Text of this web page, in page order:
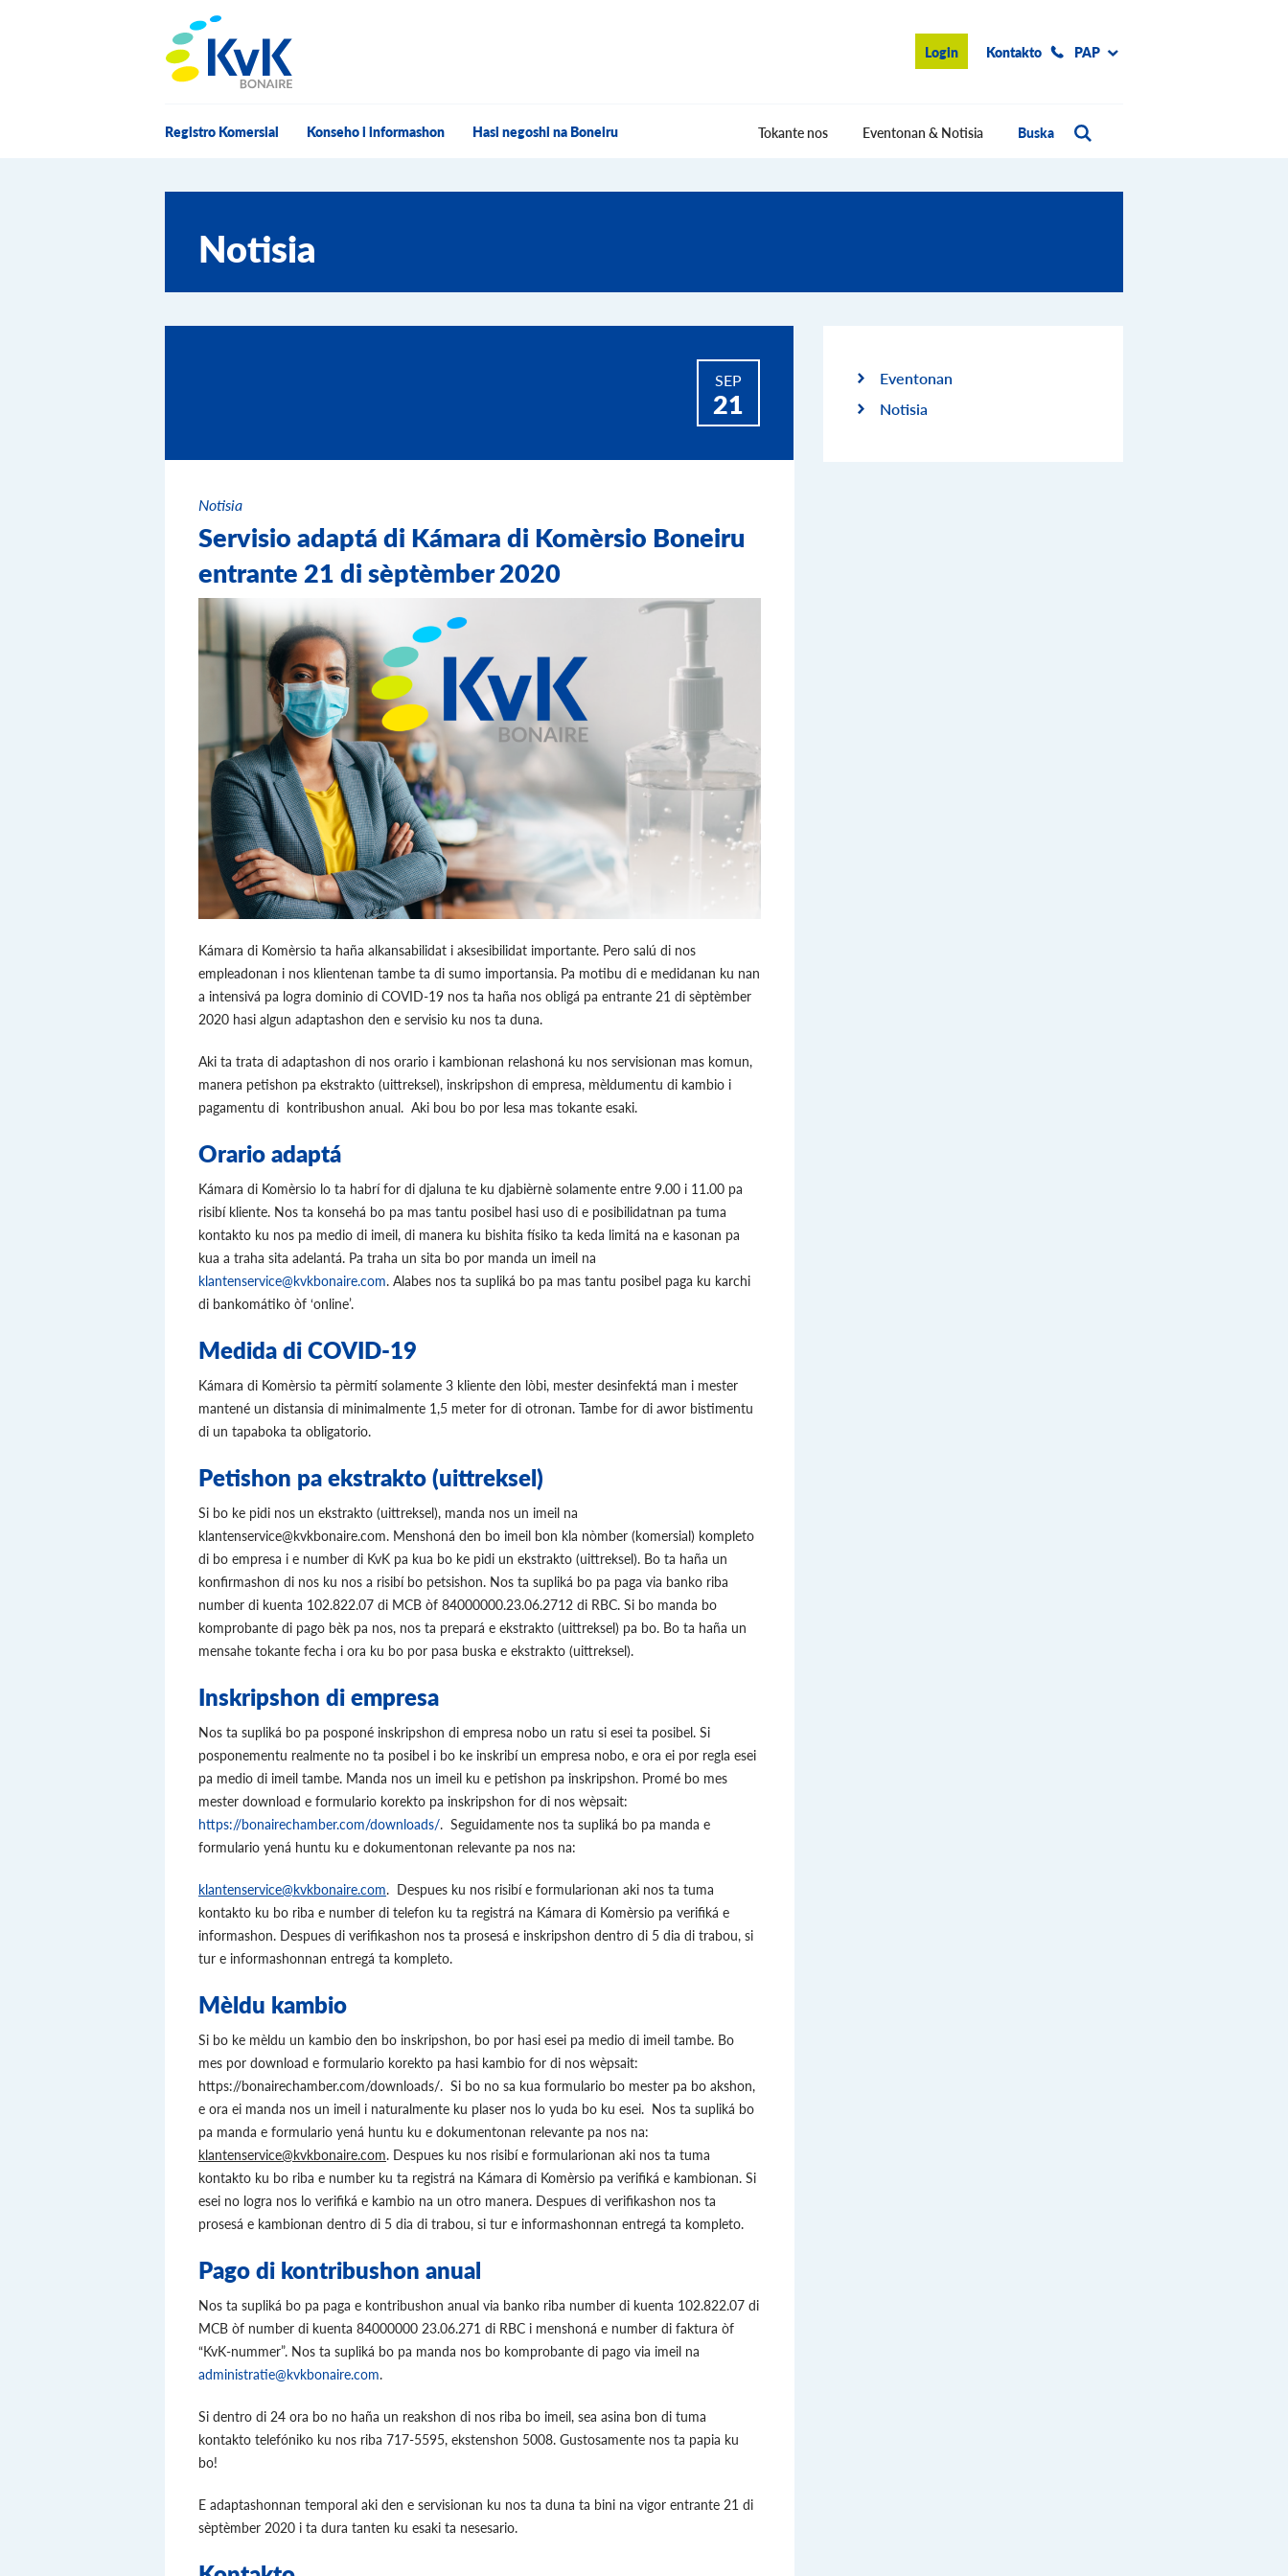
Login Kontakto PAP
Registro Komersial Konseho i informashon Hasi negoshi na Boneiru Tokante nos Eventonan & Notisia Buska
Notisia
SEP
21
Notisia
Servisio adaptá di Kámara di Komèrsio Boneiru
entrante 21 di sèptèmber 2020
Kámara di Komèrsio ta haña alkansabilidat i aksesibilidat importante. Pero salú di nos
empleadonan i nos klientenan tambe ta di sumo importansia. Pa motibu di e medidanan ku nan
a intensivá pa logra dominio di COVID-19 nos ta haña nos obligá pa entrante 21 di sèptèmber
2020 hasi algun adaptashon den e servisio ku nos ta duna.
Aki ta trata di adaptashon di nos orario i kambionan relashoná ku nos servisionan mas komun,
manera petishon pa ekstrakto (uittreksel), inskripshon di empresa, mèldumentu di kambio i
pagamentu di kontribushon anual. Aki bou bo por lesa mas tokante esaki.
Orario adaptá
Kámara di Komèrsio lo ta habrí for di djaluna te ku djabièrnè solamente entre 9.00 i 11.00 pa
risibí kliente. Nos ta konsehá bo pa mas tantu posibel hasi uso di e posibilidatnan pa tuma
kontakto ku nos pa medio di imeil, di manera ku bishita físiko ta keda limitá na e kasonan pa
kua a traha sita adelantá. Pa traha un sita bo por manda un imeil na
klantenservice@kvkbonaire.com. Alabes nos ta supliká bo pa mas tantu posibel paga ku karchi
di bankomátiko òf ‘online’.
Medida di COVID-19
Kámara di Komèrsio ta pèrmití solamente 3 kliente den lòbi, mester desinfektá man i mester
mantené un distansia di minimalmente 1,5 meter for di otronan. Tambe for di awor bistimentu
di un tapaboka ta obligatorio.
Petishon pa ekstrakto (uittreksel)
Si bo ke pidi nos un ekstrakto (uittreksel), manda nos un imeil na
klantenservice@kvkbonaire.com. Menshoná den bo imeil bon kla nòmber (komersial) kompleto
di bo empresa i e number di KvK pa kua bo ke pidi un ekstrakto (uittreksel). Bo ta haña un
konfirmashon di nos ku nos a risibí bo petsishon. Nos ta supliká bo pa paga via banko riba
number di kuenta 102.822.07 di MCB òf 84000000.23.06.2712 di RBC. Si bo manda bo
komprobante di pago bèk pa nos, nos ta prepará e ekstrakto (uittreksel) pa bo. Bo ta haña un
mensahe tokante fecha i ora ku bo por pasa buska e ekstrakto (uittreksel).
Inskripshon di empresa
Nos ta supliká bo pa posponé inskripshon di empresa nobo un ratu si esei ta posibel. Si
posponementu realmente no ta posibel i bo ke inskribí un empresa nobo, e ora ei por regla esei
pa medio di imeil tambe. Manda nos un imeil ku e petishon pa inskripshon. Promé bo mes
mester download e formulario korekto pa inskripshon for di nos wèpsait:
https://bonairechamber.com/downloads/. Seguidamente nos ta supliká bo pa manda e
formulario yená huntu ku e dokumentonan relevante pa nos na:
klantenservice@kvkbonaire.com. Despues ku nos risibí e formularionan aki nos ta tuma
kontakto ku bo riba e number di telefon ku ta registrá na Kámara di Komèrsio pa verifiká e
informashon. Despues di verifikashon nos ta prosesá e inskripshon dentro di 5 dia di trabou, si
tur e informashonnan entregá ta kompleto.
Mèldu kambio
Si bo ke mèldu un kambio den bo inskripshon, bo por hasi esei pa medio di imeil tambe. Bo
mes por download e formulario korekto pa hasi kambio for di nos wèpsait:
https://bonairechamber.com/downloads/. Si bo no sa kua formulario bo mester pa bo akshon,
e ora ei manda nos un imeil i naturalmente ku plaser nos lo yuda bo ku esei. Nos ta supliká bo
pa manda e formulario yená huntu ku e dokumentonan relevante pa nos na:
klantenservice@kvkbonaire.com. Despues ku nos risibí e formularionan aki nos ta tuma
kontakto ku bo riba e number ku ta registrá na Kámara di Komèrsio pa verifiká e kambionan. Si
esei no logra nos lo verifiká e kambio na un otro manera. Despues di verifikashon nos ta
prosesá e kambionan dentro di 5 dia di trabou, si tur e informashonnan entregá ta kompleto.
Pago di kontribushon anual
Nos ta supliká bo pa paga e kontribushon anual via banko riba number di kuenta 102.822.07 di
MCB òf number di kuenta 84000000 23.06.271 di RBC i menshoná e number di faktura òf
“KvK-nummer”. Nos ta supliká bo pa manda nos bo komprobante di pago via imeil na
administratie@kvkbonaire.com.
Si dentro di 24 ora bo no haña un reakshon di nos riba bo imeil, sea asina bon di tuma
kontakto telefóniko ku nos riba 717-5595, ekstenshon 5008. Gustosamente nos ta papia ku
bo!
E adaptashonnan temporal aki den e servisionan ku nos ta duna ta bini na vigor entrante 21 di
sèptèmber 2020 i ta dura tanten ku esaki ta nesesario.
Eventonan
Notisia